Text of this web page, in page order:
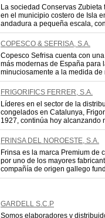
La sociedad Conservas Zubieta
en el municipio costero de Isla
andadura a pequeña escala,
COPESCO & SEFRISA, S.A.
Copesco Sefrisa cuenta con
más modernas de España para
minuciosamente a la medida
FRIGORIFICS FERRER, S.A.
Líderes en el sector de la
congelados en Catalunya,
1927, continúa hoy alcanzando
FRINSA DEL NOROESTE, S.A.
Frinsa es la marca Premium de
por uno de los mayores
compañía de origen gallego
GARDELL S.C.P
Somos elaboradores y